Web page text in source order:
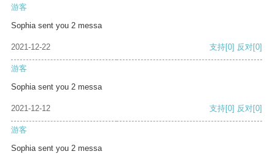
游客
Sophia sent you 2 messa
2021-12-22 支持[0] 反对[0]
游客
Sophia sent you 2 messa
2021-12-12 支持[0] 反对[0]
游客
Sophia sent you 2 messa